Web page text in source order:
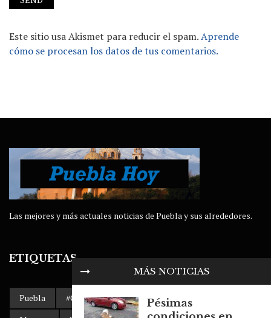
Este sitio usa Akismet para reducir el spam.Aprende
cómo se procesan los datos de tus comentarios.
MÁS NOTICIAS
Pésimas
Las mejores y más actuales noticias de Puebla y sus alrededores.
ETIQUETAS
Puebla #Gobierno de Puebla AMLO